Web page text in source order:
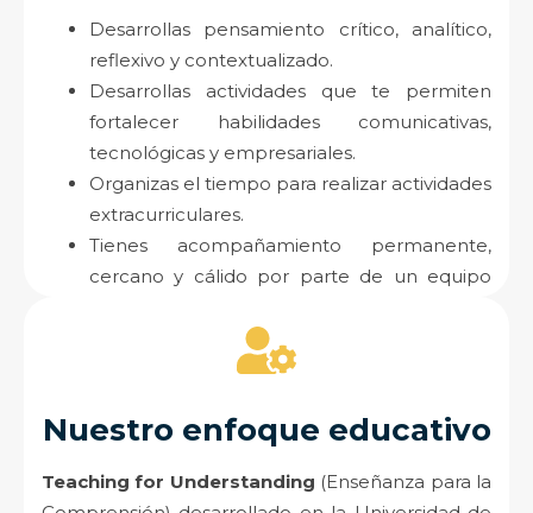
Desarrollas pensamiento crítico, analítico,
reflexivo y contextualizado.
Desarrollas actividades que te permiten
fortalecer habilidades comunicativas,
tecnológicas y empresariales.
Organizas el tiempo para realizar actividades
extracurriculares.
Tienes acompañamiento permanente,
cercano y cálido por parte de un equipo
Nuestro enfoque educativo
Teaching for Understanding (Enseñanza para la